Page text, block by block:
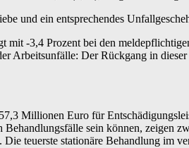
und ein entsprechendes
mit -3,4 Prozent bei den
Arbeitsunfälle: Der Rückgang in
Millionen Euro für
sein können, zeigen
teuerste stationäre Behandlung im